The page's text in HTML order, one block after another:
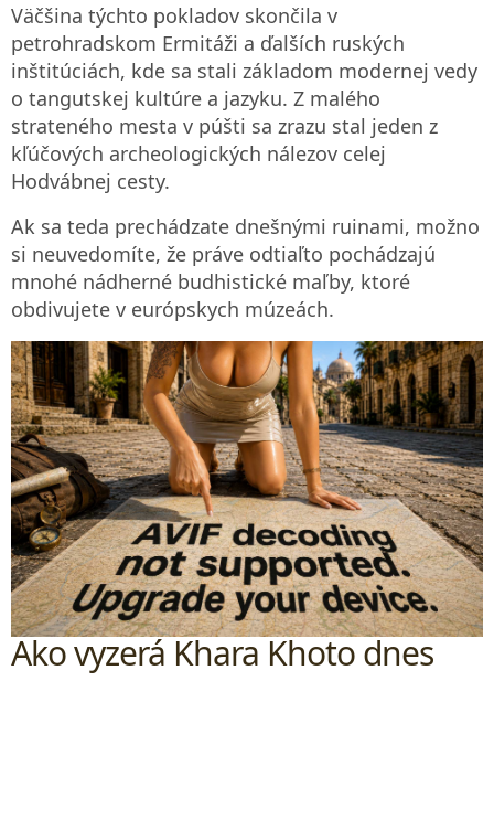
Väčšina týchto pokladov skončila v
petrohradskom Ermitáži a ďalších ruských
inštitúciách, kde sa stali základom modernej vedy
o tangutskej kultúre a jazyku. Z malého
strateného mesta v púšti sa zrazu stal jeden z
kľúčových archeologických nálezov celej
Hodvábnej cesty.
Ak sa teda prechádzate dnešnými ruinami, možno
si neuvedomíte, že práve odtiaľto pochádzajú
mnohé nádherné budhistické maľby, ktoré
obdivujete v európskych múzeách.
Ako vyzerá Khara Khoto dnes